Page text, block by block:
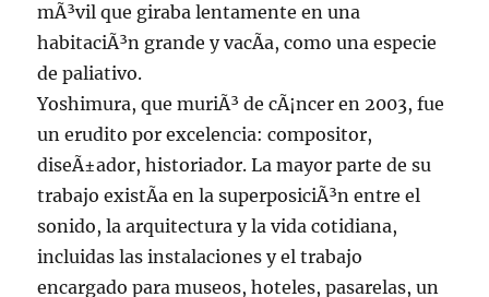
mÃ³vil que giraba lentamente en una
habitaciÃ³n grande y vacÃ­a, como una especie
de paliativo.
Yoshimura, que muriÃ³ de cÃ¡ncer en 2003, fue
un erudito por excelencia: compositor,
diseÃ±ador, historiador. La mayor parte de su
trabajo existÃ­a en la superposiciÃ³n entre el
sonido, la arquitectura y la vida cotidiana,
incluidas las instalaciones y el trabajo
encargado para museos, hoteles, pasarelas, un